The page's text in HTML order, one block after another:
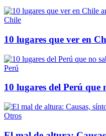
Chile
10 lugares que ver en
Perú
10 lugares del Perú que
Otros